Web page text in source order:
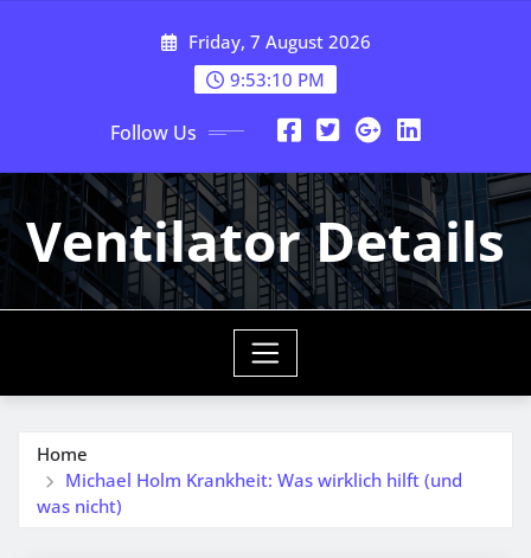
Friday, 7 August 2026
9:53:10 PM
Follow Us
Ventilator Details
Home
Michael Holm Krankheit: Was wirklich hilft (und
was nicht)